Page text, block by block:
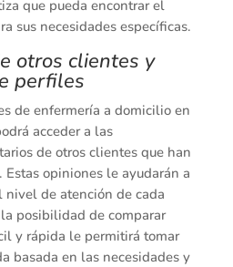
que pueda encontrar el
sus necesidades específicas.
otros clientes y
perfiles
de enfermería a domicilio en
acceder a las
de otros clientes que han
Estas opiniones le ayudarán a
de atención de cada
posibilidad de comparar
y rápida le permitirá tomar
basada en las necesidades y